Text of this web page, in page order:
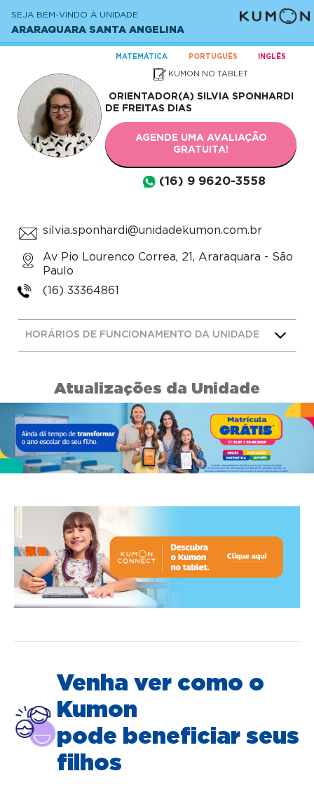
SEJA BEM-VINDO À UNIDADE
ARARAQUARA SANTA ANGELINA
MATEMÁTICA PORTUGUÊS INGLÊS
KUMON NO TABLET
ORIENTADOR(A) SILVIA SPONHARDI
DE FREITAS DIAS
AGENDE UMA AVALIAÇÃO
GRATUITA!
(16) 9 9620-3558
silvia.sponhardi@unidadekumon.com.br
Av Pio Lourenco Correa, 21, Araraquara - São
Paulo
(16) 33364861
HORÁRIOS DE FUNCIONAMENTO DA UNIDADE
Atualizações da Unidade
Venha ver como o
Kumon
pode beneficiar seus
filhos